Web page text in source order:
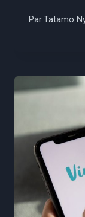
ParTatamo